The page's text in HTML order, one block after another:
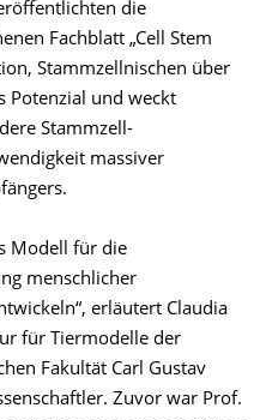
die
Fachblatt „Cell Stem
Stammzellnischen über
Potenzial und weckt
Stammzell-
massiver
Modell für die
menschlicher
erläutert Claudia
für Tiermodelle der
Fakultät Carl Gustav
Zuvor war Prof.